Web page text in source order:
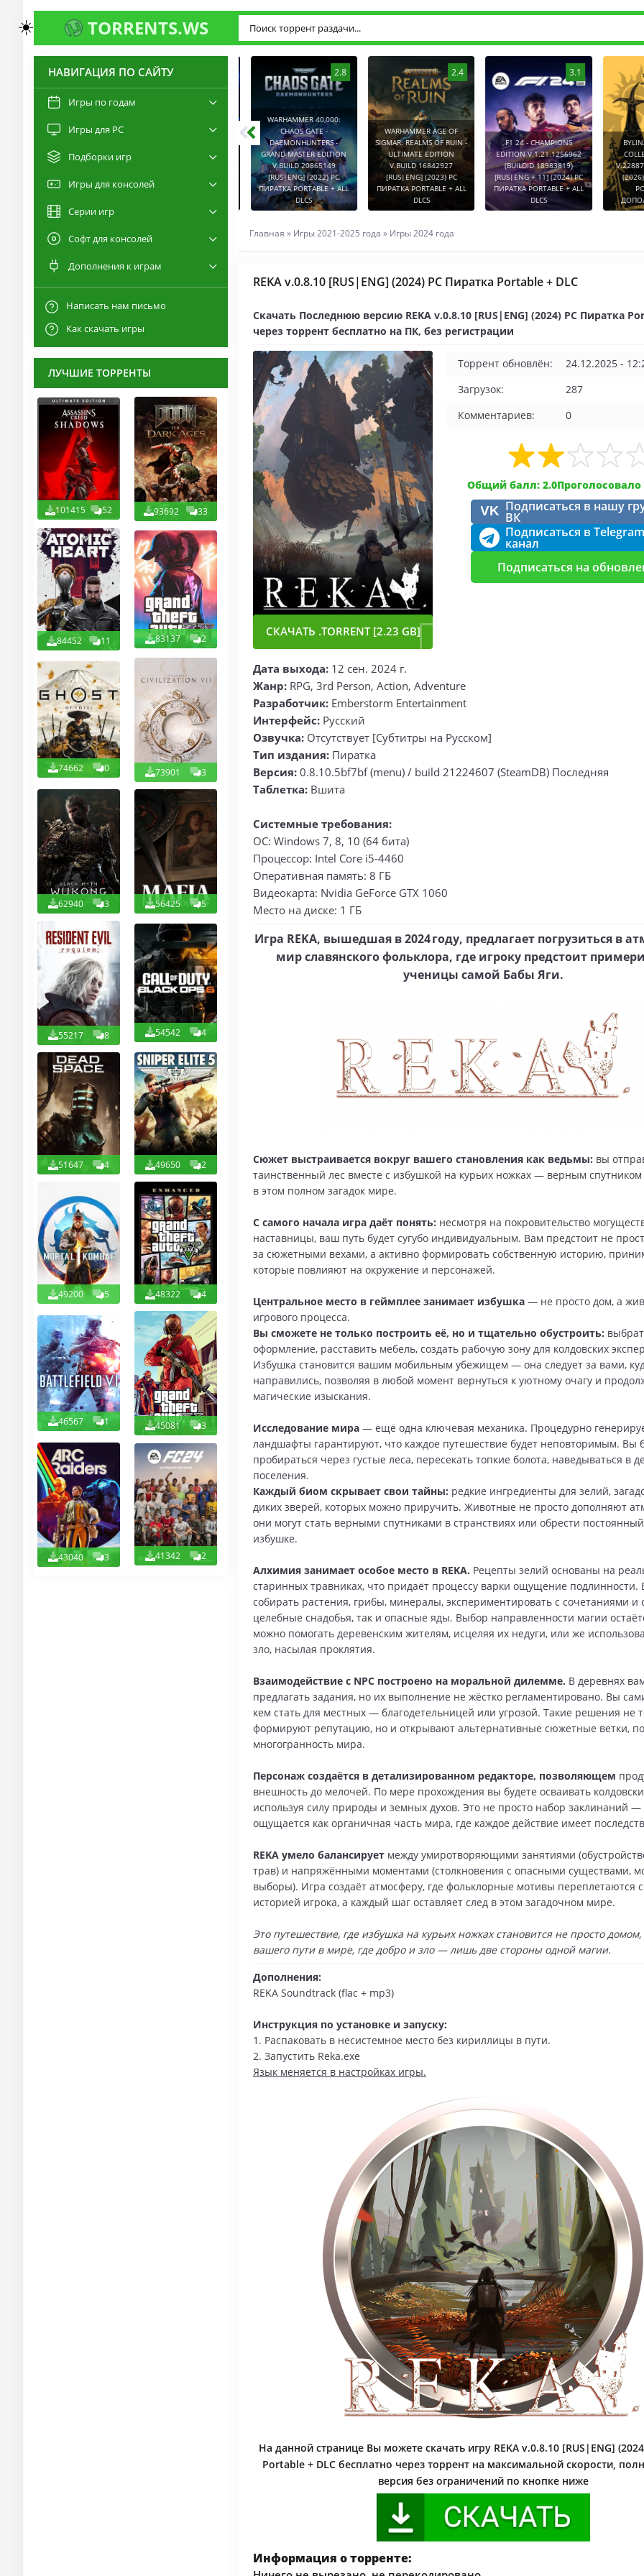
TORRENTS.WS
НАВИГАЦИЯ ПО САЙТУ
Игры по годам
Игры для PC
Подборки игр
Игры для консолей
Серии игр
Софт для консолей
Дополнения к играм
Написать нам письмо
Как скачать игры
ЛУЧШИЕ ТОРРЕНТЫ
101415 52 93692 33
84452 11 83137 2
74662 0 73901 3
62940 3 56425 5
55217 8 54542 4
51647 4 49650 2
49200 5 48322 4
46567 1 45081 3
43040 3 41342 2
3.0
RESIDENT EVIL 9:
REQUIEM - DELUXE
EDITION V.BUILD
(2026) PC ПИРАТКА
[RUS|ENG] (2026) PC
2.8
WARHAMMER 40,000:
CHAOS GATE -
DAEMONHUNTERS -
GRAND MASTER EDITION
V.BUILD 20865149
[RUS|ENG] (2022) PC
ПИРАТКА PORTABLE + ALL
DLCS
2.4
WARHAMMER AGE OF
SIGMAR: REALMS OF RUIN -
ULTIMATE EDITION
V.BUILD 16842927
[RUS|ENG] (2023) PC
ПИРАТКА PORTABLE + ALL
DLCS
3.1
F1 24 - CHAMPIONS
EDITION V.1.21.1256962
(BUILDID 18983819)
[RUS|ENG + 11] (2024) PC
ПИРАТКА PORTABLE + ALL
DLCS
BYLINA
(2026)
Главная » Игры 2021-2025 года » Игры 2024 года
REKA v.0.8.10 [RUS|ENG] (2024) PC Пиратка Portable + DLC
Скачать Последнюю версию REKA v.0.8.10 [RUS|ENG] (2024) PC Пиратка
через торрент бесплатно на ПК, без регистрации
СКАЧАТЬ .TORRENT [2.23 GB]
Торрент обновлён:
24.12.2025 -
Загрузок:
287
Комментариев:
0
Общий балл: 2.0
VK Подписаться в нашу
ВК
Подписаться в Telegram
канал
Подписаться на
Дата выхода: 12 сен. 2024 г.
Жанр: RPG, 3rd Person, Action, Adventure
Разработчик: Emberstorm Entertainment
Интерфейс: Русский
Озвучка: Отсутствует [Субтитры на Русском]
Тип издания: Пиратка
Версия: 0.8.10.5bf7bf (menu) / build 21224607 (SteamDB) Последняя
Таблетка: Вшита
Системные требования:
ОС: Windows 7, 8, 10 (64 бита)
Процессор: Intel Core i5-4460
Оперативная память: 8 ГБ
Видеокарта: Nvidia GeForce GTX 1060
Место на диске: 1 ГБ
Игра REKA, вышедшая в 2024 году, предлагает погрузиться в
мир славянского фольклора, где игроку предстоит
ученицы самой Бабы Яги.
Сюжет выстраивается вокруг вашего становления как ведьмы: вы
таинственный лес вместе с избушкой на курьих ножках — верным
в этом полном загадок мире.
С самого начала игра даёт понять: несмотря на покровительство
наставницы, ваш путь будет сугубо индивидуальным. Вам предстоит не
за сюжетными вехами, а активно формировать собственную историю,
которые повлияют на окружение и персонажей.
Центральное место в геймплее занимает избушка — не просто дом, а
игрового процесса.
Вы сможете не только построить её, но и тщательно обустроить:
оформление, расставить мебель, создать рабочую зону для колдовских
Избушка становится вашим мобильным убежищем — она следует за вами,
направились, позволяя в любой момент вернуться к уютному очагу и
магические изыскания.
Исследование мира — ещё одна ключевая механика. Процедурно
ландшафты гарантируют, что каждое путешествие будет неповторимым. Вы
пробираться через густые леса, пересекать топкие болота, наведываться в
поселения.
Каждый биом скрывает свои тайны: редкие ингредиенты для зелий,
диких зверей, которых можно приручить. Животные не просто дополняют
они могут стать верными спутниками в странствиях или обрести
избушке.
Алхимия занимает особое место в REKA. Рецепты зелий основаны на
старинных травниках, что придаёт процессу варки ощущение подлинности.
собирать растения, грибы, минералы, экспериментировать с сочетаниями и
целебные снадобья, так и опасные яды. Выбор направленности магии
можно помогать деревенским жителям, исцеляя их недуги, или же
зло, насылая проклятия.
Взаимодействие с NPC построено на моральной дилемме. В деревнях
предлагать задания, но их выполнение не жёстко регламентировано. Вы
кем стать для местных — благодетельницей или угрозой. Такие решения не
формируют репутацию, но и открывают альтернативные сюжетные ветки,
многогранность мира.
Персонаж создаётся в детализированном редакторе, позволяющем
внешность до мелочей. По мере прохождения вы будете осваивать
используя силу природы и земных духов. Это не просто набор заклинаний —
ощущается как органичная часть мира, где каждое действие имеет
REKA умело балансирует между умиротворяющими занятиями
трав) и напряжёнными моментами (столкновения с опасными существами,
выборы). Игра создаёт атмосферу, где фольклорные мотивы переплетаются
историей игрока, а каждый шаг оставляет след в этом загадочном мире.
Это путешествие, где избушка на курьих ножках становится не просто
вашего пути в мире, где добро и зло — лишь две стороны одной магии.
Дополнения:
REKA Soundtrack (flac + mp3)
Инструкция по установке и запуску:
1. Распаковать в несистемное место без кириллицы в пути.
2. Запустить Reka.exe
Язык меняется в настройках игры.
На данной странице Вы можете скачать игру REKA v.0.8.10 [RUS|ENG]
Portable + DLC бесплатно через торрент на максимальной скорости,
версия без ограничений по кнопке ниже
Информация о торренте:
☀️